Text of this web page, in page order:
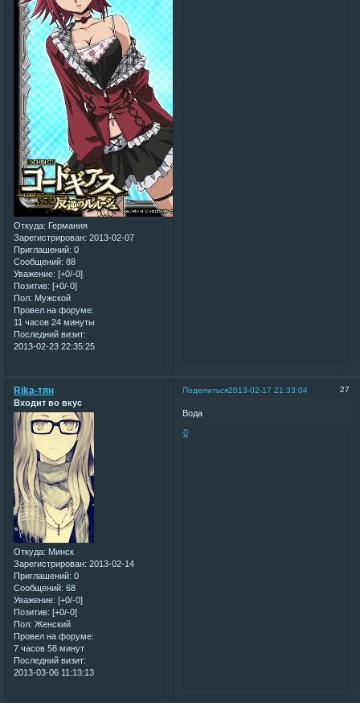
Откуда: Германия
Зарегистрирован: 2013-02-07
Приглашений: 0
Сообщений: 88
Уважение: [+0/-0]
Позитив: [+0/-0]
Пол: Мужской
Провел на форуме:
11 часов 24 минуты
Последний визит:
2013-02-23 22:35:25
Поделиться 27
2013-02-17 21:33:04
Rika-тян
Входит во вкус
Откуда: Минск
Зарегистрирован: 2013-02-14
Приглашений: 0
Сообщений: 68
Уважение: [+0/-0]
Позитив: [+0/-0]
Пол: Женский
Провел на форуме:
7 часов 58 минут
Последний визит:
2013-03-06 11:13:13
Вода
0